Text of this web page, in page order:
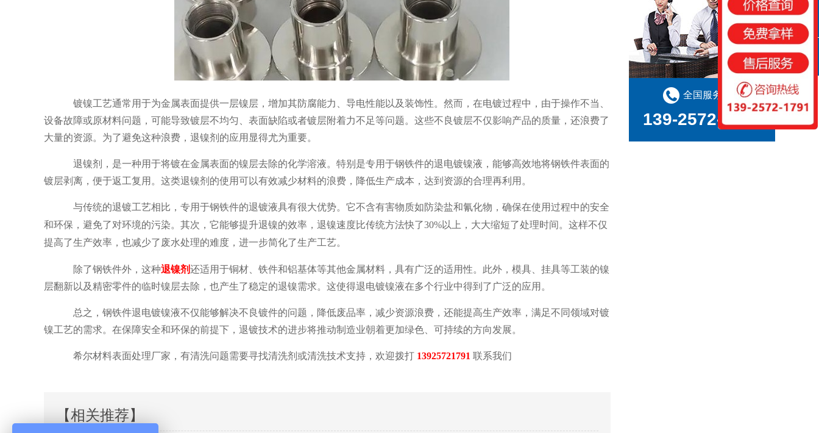
镀镍工艺通常用于为金属表面提供一层镍层，增加其防腐能力、导电性能以及装饰性。然而，在电镀过程中，由于操作不当、
设备故障或原材料问题，可能导致镀层不均匀、表面缺陷或者镀层附着力不足等问题。这些不良镀层不仅影响产品的质量，还浪费了
大量的资源。为了避免这种浪费，退镍剂的应用显得尤为重要。
退镍剂，是一种用于将镀在金属表面的镍层去除的化学溶液。特别是专用于钢铁件的退电镀镍液，能够高效地将钢铁件表面的
镀层剥离，便于返工复用。这类退镍剂的使用可以有效减少材料的浪费，降低生产成本，达到资源的合理再利用。
与传统的退镀工艺相比，专用于钢铁件的退镀液具有很大优势。它不含有害物质如防染盐和氰化物，确保在使用过程中的安全
和环保，避免了对环境的污染。其次，它能够提升退镍的效率，退镍速度比传统方法快了30%以上，大大缩短了处理时间。这样不仅
提高了生产效率，也减少了废水处理的难度，进一步简化了生产工艺。
除了钢铁件外，这种退镍剂还适用于铜材、铁件和铝基体等其他金属材料，具有广泛的适用性。此外，模具、挂具等工装的镍
层翻新以及精密零件的临时镍层去除，也产生了稳定的退镍需求。这使得退电镀镍液在多个行业中得到了广泛的应用。
总之，钢铁件退电镀镍液不仅能够解决不良镀件的问题，降低废品率，减少资源浪费，还能提高生产效率，满足不同领域对镀
镍工艺的需求。在保障安全和环保的前提下，退镀技术的进步将推动制造业朝着更加绿色、可持续的方向发展。
希尔材料表面处理厂家，有清洗问题需要寻找清洗剂或清洗技术支持，欢迎拨打 13925721791 联系我们
【相关推荐】
全国服务热线
139-2572-1791
咨询热线
扫一扫